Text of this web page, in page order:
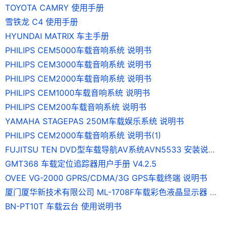
TOYOTA CAMRY 使用手册
雪铁龙 C4 使用手册
HYUNDAI MATRIX 车主手册
PHILIPS CEM5000车载音响系统 说明书
PHILIPS CEM3000车载音响系统 说明书
PHILIPS CEM2000车载音响系统 说明书
PHILIPS CEM1000车载音响系统 说明书
PHILIPS CEM200车载音响系统 说明书
YAMAHA STAGEPAS 250M车载娱乐系统 说明书
PHILIPS CEM2000车载音响系统 说明书(1)
FUJITSU TEN DVD型车载导航AV系统AVN5533 安装说明书
GMT368 车载定位追踪器用户手册 V4.2.5
OVEE VG-2000 GPRS/CDMA/3G GPS车载终端 说明书
厦门厦华新技术有限公司 ML-1708F车载彩色液晶显示器 使用说明书
BN-PT10T 车载云台 使用说明书